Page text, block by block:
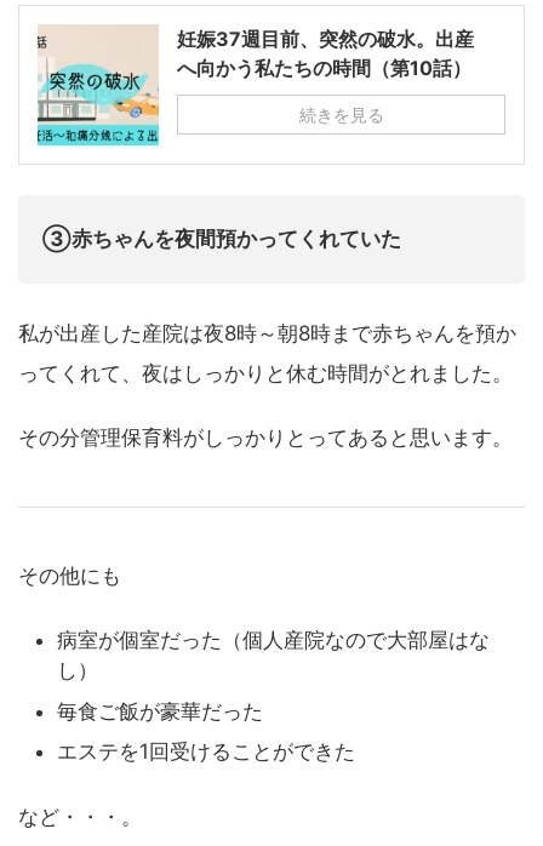
妊娠37週目前、突然の破水。出産
へ向かう私たちの時間（第10話）
続きを見る
③赤ちゃんを夜間預かってくれていた
私が出産した産院は夜8時～朝8時まで赤ちゃんを預か
ってくれて、夜はしっかりと休む時間がとれました。
その分管理保育料がしっかりとってあると思います。
その他にも
病室が個室だった（個人産院なので大部屋はな
し）
毎食ご飯が豪華だった
エステを1回受けることができた
など・・・。